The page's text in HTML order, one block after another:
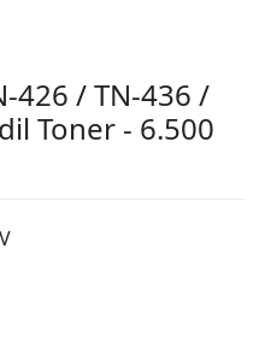
426 / TN-436 /
Toner - 6.500